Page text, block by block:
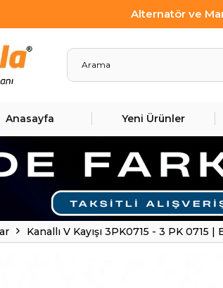
Alternatör ve
Anasayfa Yeni Ürünler
Kanallı V Kayışı 3PK0715 - 3 PK 0715 |